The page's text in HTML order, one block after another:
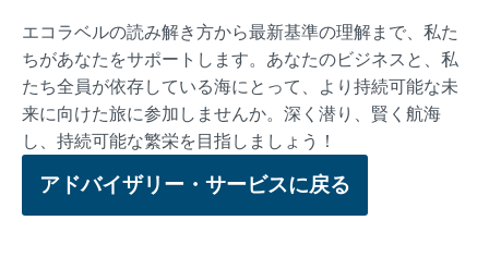
エコラベルの読み解き方から最新基準の理解まで、私た
ちがあなたをサポートします。あなたのビジネスと、私
たち全員が依存している海にとって、より持続可能な未
来に向けた旅に参加しませんか。深く潜り、賢く航海
し、持続可能な繁栄を目指しましょう！
アドバイザリー・サービスに戻る